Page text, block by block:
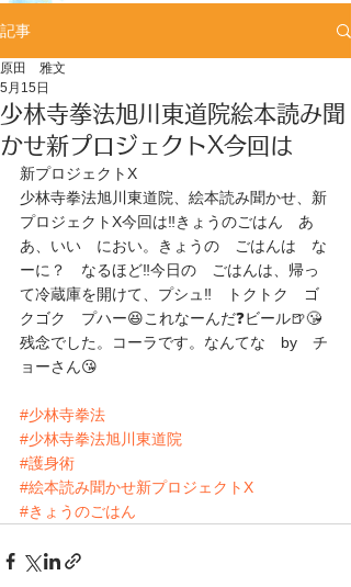
記事
少林寺拳法旭川東道院絵本読み聞
かせ新プロジェクトX今回は
原田 雅文
5月15日
新プロジェクトX
少林寺拳法旭川東道院、絵本読み聞かせ、新
プロジェクトX今回は‼️きょうのごはん　あ
あ、いい　におい。きょうの　ごはんは　な
ーに？　なるほど‼️今日の　ごはんは、帰っ
て冷蔵庫を開けて、プシュ‼️　トクトク　ゴ
クゴク　プハー😆これなーんだ❓️ビール🍺😘
残念でした。コーラです。なんてな　by　チ
ョーさん😘
#少林寺拳法
#少林寺拳法旭川東道院
#護身術
#絵本読み聞かせ新プロジェクトX
#きょうのごはん